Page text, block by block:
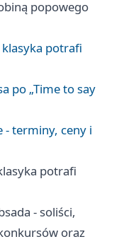
popowego
klasyka potrafi
po „Time to say
- terminy, ceny i
potrafi
- soliści,
oraz